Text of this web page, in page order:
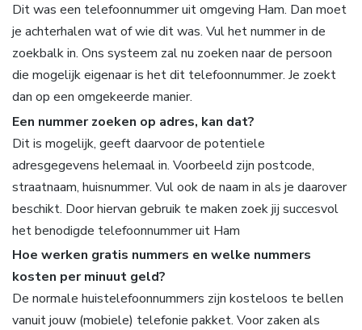
Dit was een telefoonnummer uit omgeving Ham. Dan moet
je achterhalen wat of wie dit was. Vul het nummer in de
zoekbalk in. Ons systeem zal nu zoeken naar de persoon
die mogelijk eigenaar is het dit telefoonnummer. Je zoekt
dan op een omgekeerde manier.
Een nummer zoeken op adres, kan dat?
Dit is mogelijk, geeft daarvoor de potentiele
adresgegevens helemaal in. Voorbeeld zijn postcode,
straatnaam, huisnummer. Vul ook de naam in als je daarover
beschikt. Door hiervan gebruik te maken zoek jij succesvol
het benodigde telefoonnummer uit Ham
Hoe werken gratis nummers en welke nummers
kosten per minuut geld?
De normale huistelefoonnummers zijn kosteloos te bellen
vanuit jouw (mobiele) telefonie pakket. Voor zaken als